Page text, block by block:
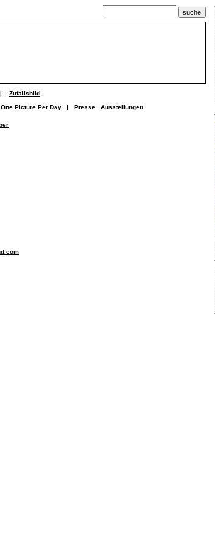
| Zufallsbild
One Picture Per Day | Presse Ausstellungen